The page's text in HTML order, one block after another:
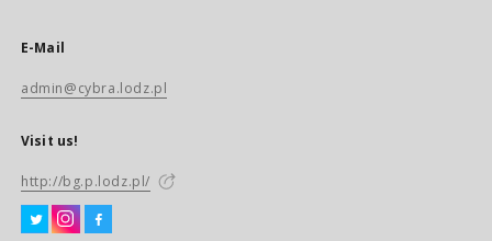
E-Mail
admin@cybra.lodz.pl
Visit us!
http://bg.p.lodz.pl/